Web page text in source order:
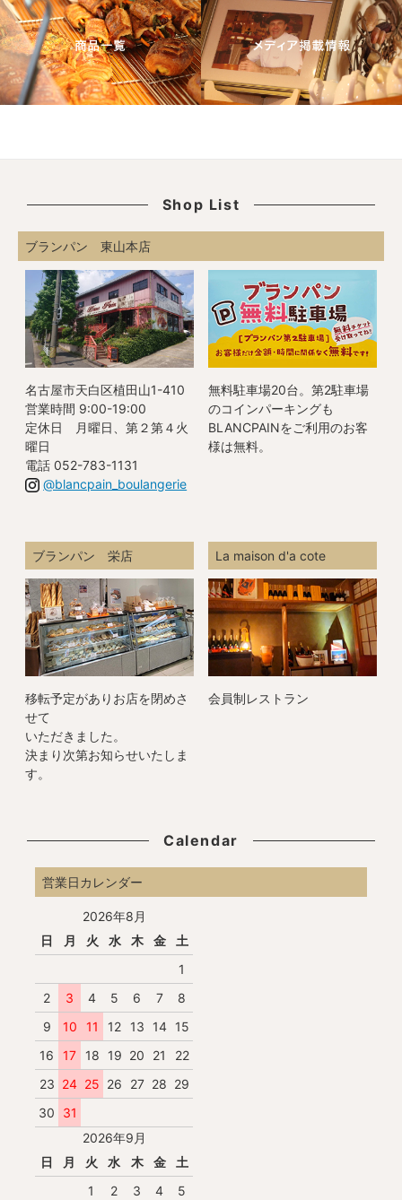
Shop List
ブランパン 東山本店
名古屋市天白区植田山1-410
営業時間 9:00-19:00
定休日 月曜日、第２第４火
曜日
電話 052-783-1131
@blancpain_boulangerie
無料駐車場20台。第2駐車場
のコインパーキングも
BLANCPAINをご利用のお客
様は無料。
ブランパン 栄店
移転予定がありお店を閉めさ
せて
いただきました。
決まり次第お知らせいたしま
す。
La maison d'a cote
会員制レストラン
Calendar
営業日カレンダー
2026年8月
日
月 火 水 木 金
土
1
2
3 4 5 6 7
8
9
10 11 12 13 14
15
16
17 18 19 20 21
22
23 24 25 26 27 28 29
30
31
2026年9月
日
月 火 水 木 金
土
1
2 3 4
5